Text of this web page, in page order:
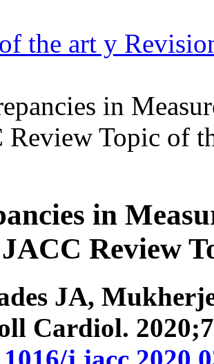
the art y
in
Review Topic of
in
JACC Review
JA,
Cardiol.